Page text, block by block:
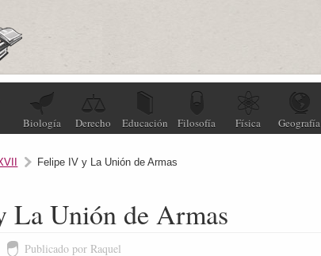
Biología Derecho Educación Filosofía Física Geografía
Felipe IV y La Unión de Armas
La Unión de Armas
Publicado por Raquel